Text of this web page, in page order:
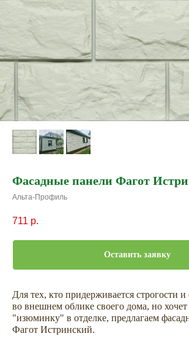
Фасадные панели Фагот
Альта-Профиль
711 р.
Оставить заявку
Для тех, кто придерживается строгости и
во внешнем облике своего дома, но хочет
"изюминку" в отделке, предлагаем
Фагот Истринский.